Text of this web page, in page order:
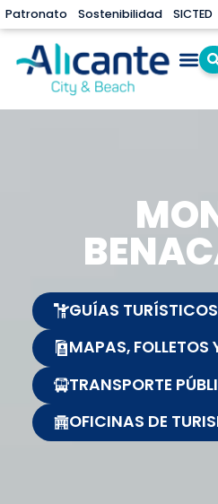
Patronato Sostenibilidad SICTED
GUÍAS TURÍSTICOS
MAPAS, FOLLETOS
TRANSPORTE
OFICINAS DE